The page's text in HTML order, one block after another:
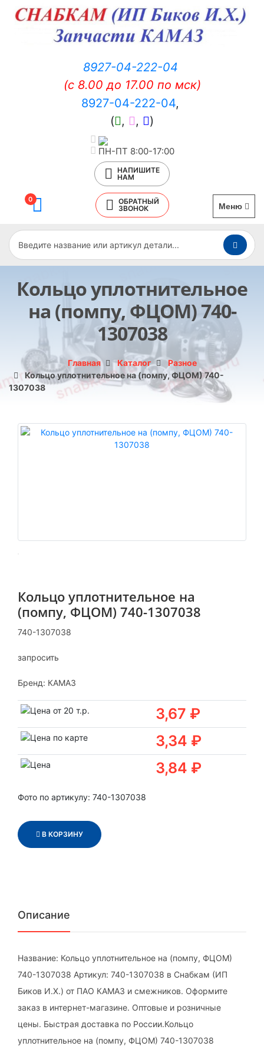
8927-04-222-04
(c 8.00 до 17.00 по мск)
8927-04-222-04,
(
, , )
ПН-ПТ 8:00-17:00
НАПИШИТЕ
НАМ
0
ОБРАТНЫЙ
ЗВОНОК
Меню
Кольцо уплотнительное
на (помпу, ФЦОМ) 740-
1307038
Главная Каталог
Разное
Кольцо уплотнительное на (помпу, ФЦОМ) 740-
1307038
Кольцо уплотнительное на
(помпу, ФЦОМ) 740-1307038
740-1307038
запросить
Бренд: КАМАЗ
3,67 ₽
3,34 ₽
3,84 ₽
Фото по артикулу: 740-1307038
В КОРЗИНУ
Описание
Название: Кольцо уплотнительное на (помпу, ФЦОМ)
740-1307038 Артикул: 740-1307038 в Снабкам (ИП
Биков И.Х.) от ПАО КАМАЗ и смежников. Оформите
заказ в интернет-магазине. Оптовые и розничные
цены. Быстрая доставка по России.Кольцо
уплотнительное на (помпу, ФЦОМ) 740-1307038